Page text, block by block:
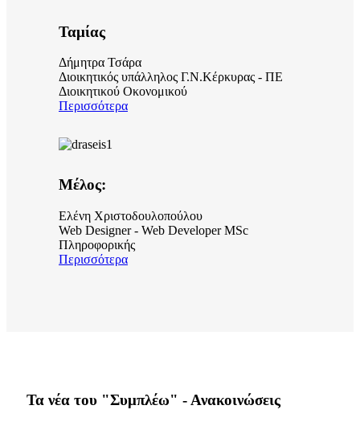
Ταμίας
Δήμητρα Τσάρα
Διοικητικός υπάλληλος Γ.Ν.Κέρκυρας - ΠΕ
Διοικητικού Οκονομικού
Περισσότερα
Μέλος:
Ελένη Χριστοδουλοπούλου
Web Designer - Web Developer MSc
Πληροφορικής
Περισσότερα
Τα νέα του "Συμπλέω" - Ανακοινώσεις